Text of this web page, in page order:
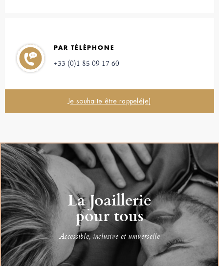
PAR TÉLÉPHONE
+33 (0)1 85 09 17 60
Je souhaite être rappelé(e)
La Joaillerie
pour tous
Accessible, inclusive et universelle